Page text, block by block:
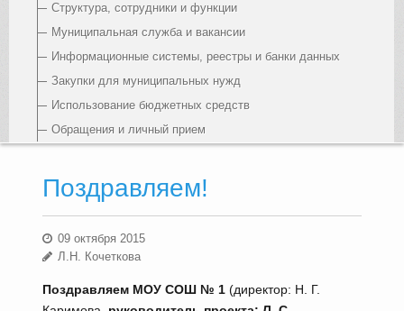
Структура, сотрудники и функции
Муниципальная служба и вакансии
Информационные системы, реестры и банки данных
Закупки для муниципальных нужд
Использование бюджетных средств
Обращения и личный прием
Поздравляем!
09 октября 2015
Л.Н. Кочеткова
Поздравляем МОУ СОШ № 1(директор: Н. Г.